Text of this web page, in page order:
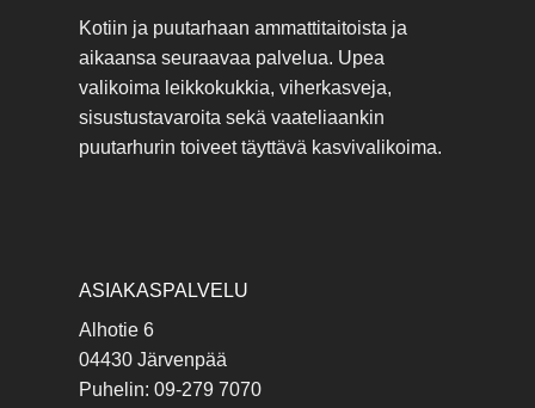
Kotiin ja puutarhaan ammattitaitoista ja
aikaansa seuraavaa palvelua. Upea
valikoima leikkokukkia, viherkasveja,
sisustustavaroita sekä vaateliaankin
puutarhurin toiveet täyttävä kasvivalikoima.
ASIAKASPALVELU
Alhotie 6
04430 Järvenpää
Puhelin: 09-279 7070